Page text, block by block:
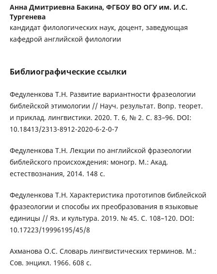
Анна Дмитриевна Бакина, ФГБОУ ВО ОГУ им. И.С.
Тургенева
кандидат филологических наук, доцент, заведующая
кафедрой английской филологии
Библиографические ссылки
Федуленкова Т.Н. Развитие вариантности фразеологии
библейской этимологии // Науч. результат. Вопр. теорет.
и приклад. лингвистики. 2020. Т. 6, № 2. С. 83–96. DOI:
10.18413/2313-8912-2020-6-2-0-7
Федуленкова Т.Н. Лекции по английской фразеологии
библейского происхождения: моногр. М.: Акад.
естествознания, 2014. 148 с.
Федуленкова Т.Н. Характеристика прототипов библейской
фразеологии и способы их преобразования в языковые
единицы // Яз. и культура. 2019. № 45. С. 108–120. DOI:
10.17223/19996195/45/8
Ахманова О.С. Словарь лингвистических терминов. М.:
Сов. энцикл. 1966. 608 с.